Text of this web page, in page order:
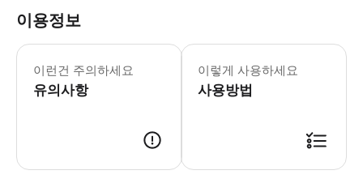
이용정보
이런건 주의하세요
유의사항
야생동물 구조 센터: 이곳의 동물들은
이렇게 사용하세요
사용방법